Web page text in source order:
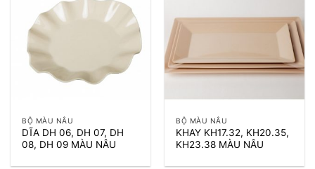
BỘ MÀU NÂU
DĨA DH 06, DH 07, DH
08, DH 09 MÀU NÂU
BỘ MÀU NÂU
KHAY KH17.32, KH20.35,
KH23.38 MÀU NÂU